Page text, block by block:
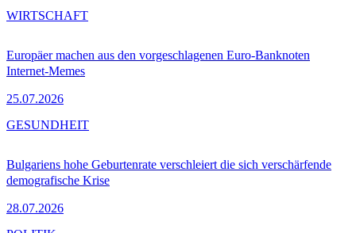
Europäer machen aus den vorgeschlagenen Euro-Banknoten
Internet-Memes
25.07.2026
WIRTSCHAFT
Bulgariens hohe Geburtenrate verschleiert die sich verschärfende
demografische Krise
28.07.2026
GESUNDHEIT